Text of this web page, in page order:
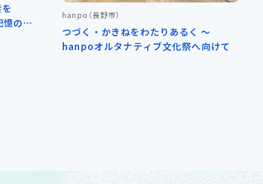
の校
hanpo （長野市）
つづく・かきねをわたりあるく ～
hanpoオルタナティブ文化祭へ向けて